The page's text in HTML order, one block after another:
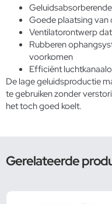
Goede plaatsing van
Ventilatorontwerp
Rubberen
voorkomen
Efficiënt
De lage geluidsproductie
te gebruiken zonder
het toch goed koelt.
Gerelateerde